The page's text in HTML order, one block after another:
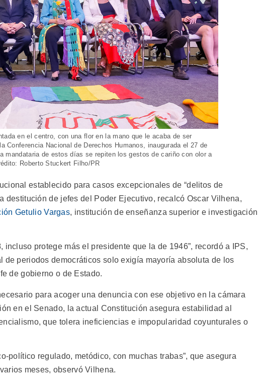
en el centro, con una flor en la mano que le acaba de ser
Conferencia Nacional de Derechos Humanos, inaugurada el 27 de
mandataria de estos días se repiten los gestos de cariño con olor a
Roberto Stuckert Filho/PR
establecido para casos excepcionales de “delitos de
destitución de jefes del Poder Ejecutivo, recalcó Oscar Vilhena,
Getulio Vargas, institución de enseñanza superior e investigación
incluso protege más el presidente que la de 1946”, recordó a IPS,
de periodos democráticos solo exigía mayoría absoluta de los
de gobierno o de Estado.
para acoger una denuncia con ese objetivo en la cámara
en el Senado, la actual Constitución asegura estabilidad al
que tolera ineficiencias e impopularidad coyunturales o
político regulado, metódico, con muchas trabas”, que asegura
meses, observó Vilhena.